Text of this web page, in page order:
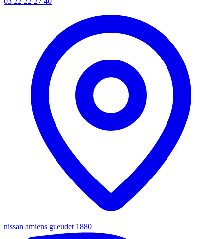
nissan amiens gueudet 1880